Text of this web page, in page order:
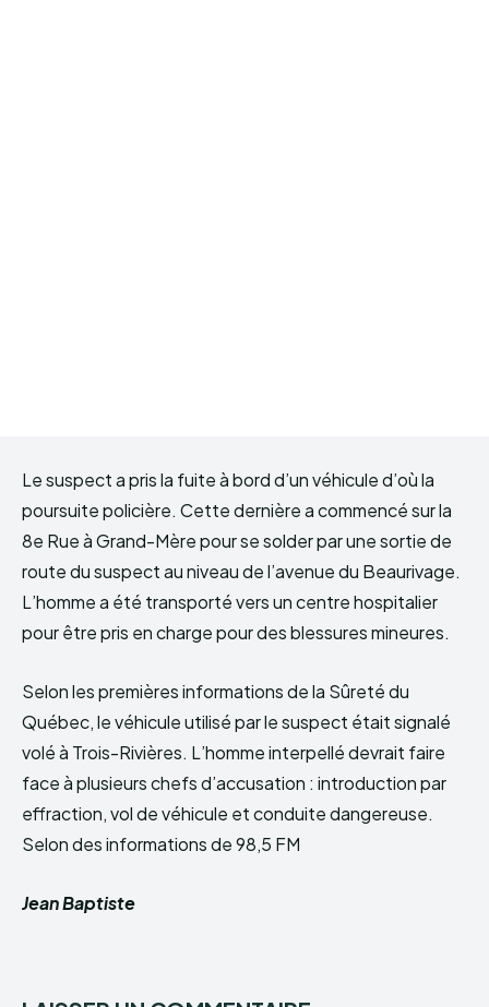
Le suspect a pris la fuite à bord d’un véhicule d’où la
poursuite policière. Cette dernière a commencé sur la
8e Rue à Grand-Mère pour se solder par une sortie de
route du suspect au niveau de l’avenue du Beaurivage.
L’homme a été transporté vers un centre hospitalier
pour être pris en charge pour des blessures mineures.
Selon les premières informations de la Sûreté du
Québec, le véhicule utilisé par le suspect était signalé
volé à Trois-Rivières. L’homme interpellé devrait faire
face à plusieurs chefs d’accusation : introduction par
effraction, vol de véhicule et conduite dangereuse.
Selon des informations de 98,5 FM
Jean Baptiste